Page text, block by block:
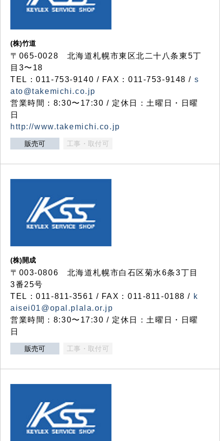
(株)竹道
〒065-0028 北海道札幌市東区北二十八条東5丁
目3〜18
TEL：011-753-9140 / FAX：011-753-9148 / s
ato@takemichi.co.jp
営業時間：8:30〜17:30 / 定休日：土曜日・日曜
日
http://www.takemichi.co.jp
販売可 工事・取付可
(株)開成
〒003-0806 北海道札幌市白石区菊水6条3丁目
3番25号
TEL：011-811-3561 / FAX：011-811-0188 / k
aisei01@opal.plala.or.jp
営業時間：8:30〜17:30 / 定休日：土曜日・日曜
日
販売可 工事・取付可